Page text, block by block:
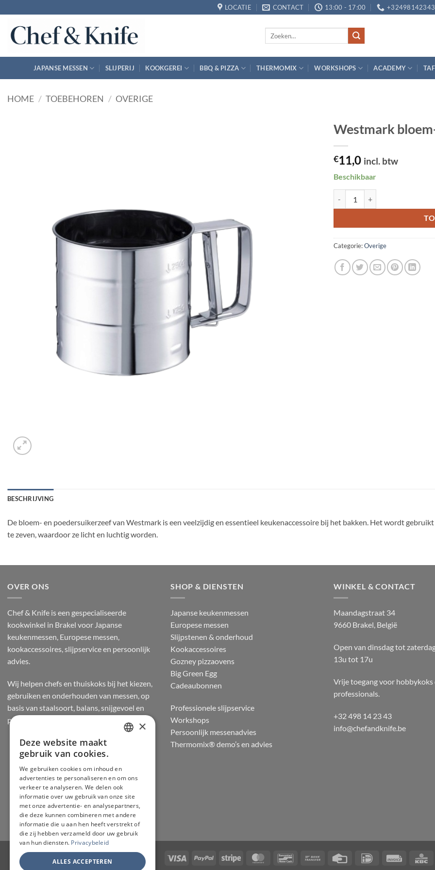
naar
inhoud
LOCATIE CONTACT 13:00 - 17:00 +32498142343
JAPANSE MESSEN SLIJPERIJ KOOKGEREI BBQ & PIZZA THERMOMIX WORKSHOPS ACADEMY
HOME / TOEBEHOREN / OVERIGE
Westmark
€11,0 incl. btw
Beschikbaar
Categorie:Overige
BESCHRIJVING
De bloem- en poedersuikerzeef van Westmark is een veelzijdig en essentieel keukenaccessoire bij het bakken. Het wordt
te zeven, waardoor ze licht en luchtig worden.
OVER ONS
Chef & Knife is een gespecialiseerde
kookwinkel in Brakel voor Japanse
keukenmessen, Europese messen,
kookaccessoires, slijpservice en persoonlijk
advies.
Wij helpen chefs en thuiskoks bij het kiezen,
gebruiken en onderhouden van messen, op
basis van staalsoort, balans, snijgevoel en
praktijkervaring.
SHOP & DIENSTEN
Japanse keukenmessen
Europese messen
Slijpstenen & onderhoud
Kookaccessoires
Gozney pizzaovens
Big Green Egg
Cadeaubonnen
Professionele slijpservice
Workshops
Persoonlijk messenadvies
Thermomix® demo’s en advies
WINKEL & CONTACT
Maandagstraat 34
9660 Brakel, België
Open van dinsdag tot
13u tot 17u
Vrije toegang voor hobbykoks
professionals.
+32 498 14 23 43
info@chefandknife.be
Visa PayPal Stripe MasterCardBancontactBank
Credit
IDeal Invoice
GERMAN
ENGLISH
×
Deze website maakt
gebruik van cookies.
We gebruiken cookies om inhoud en
advertenties te personaliseren en om ons
verkeer te analyseren. We delen ook
informatie over uw gebruik van onze site
met onze advertentie- en analysepartners,
die deze kunnen combineren met andere
informatie die u aan hen heeft verstrekt of
die zij hebben verzameld door uw gebruik
van hun diensten. Privacybeleid
ALLES ACCEPTEREN